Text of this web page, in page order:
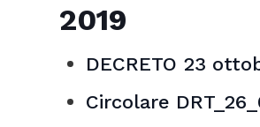
2019
DECRETO 23
Circolare